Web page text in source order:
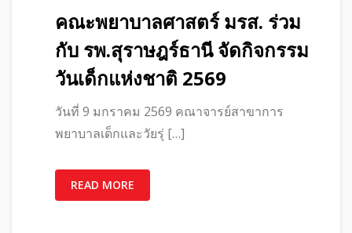
คณะพยาบาลศาสตร์ มรส. ร่วม
กับ รพ.สุราษฎร์ธานี จัดกิจกรรม
วันเด็กแห่งชาติ 2569
วันที่ 9 มกราคม 2569 คณาจารย์สาขาการ
พยาบาลเด็กและวัยรุ่ […]
READ MORE